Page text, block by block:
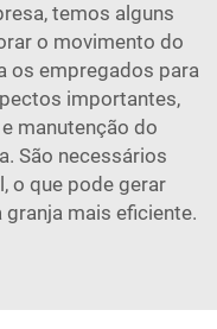
temos alguns
o movimento do
os empregados para
importantes,
manutenção do
São necessários
o que pode gerar
mais eficiente.